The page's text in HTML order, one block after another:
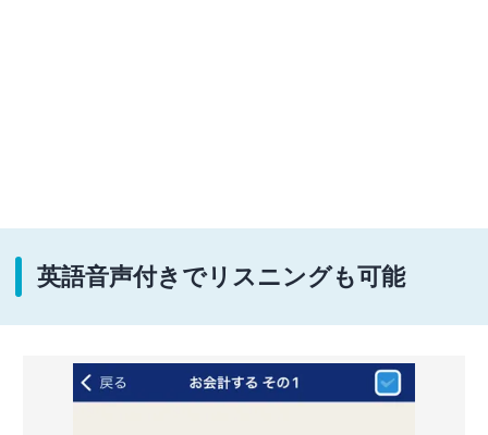
英語音声付きでリスニングも可能